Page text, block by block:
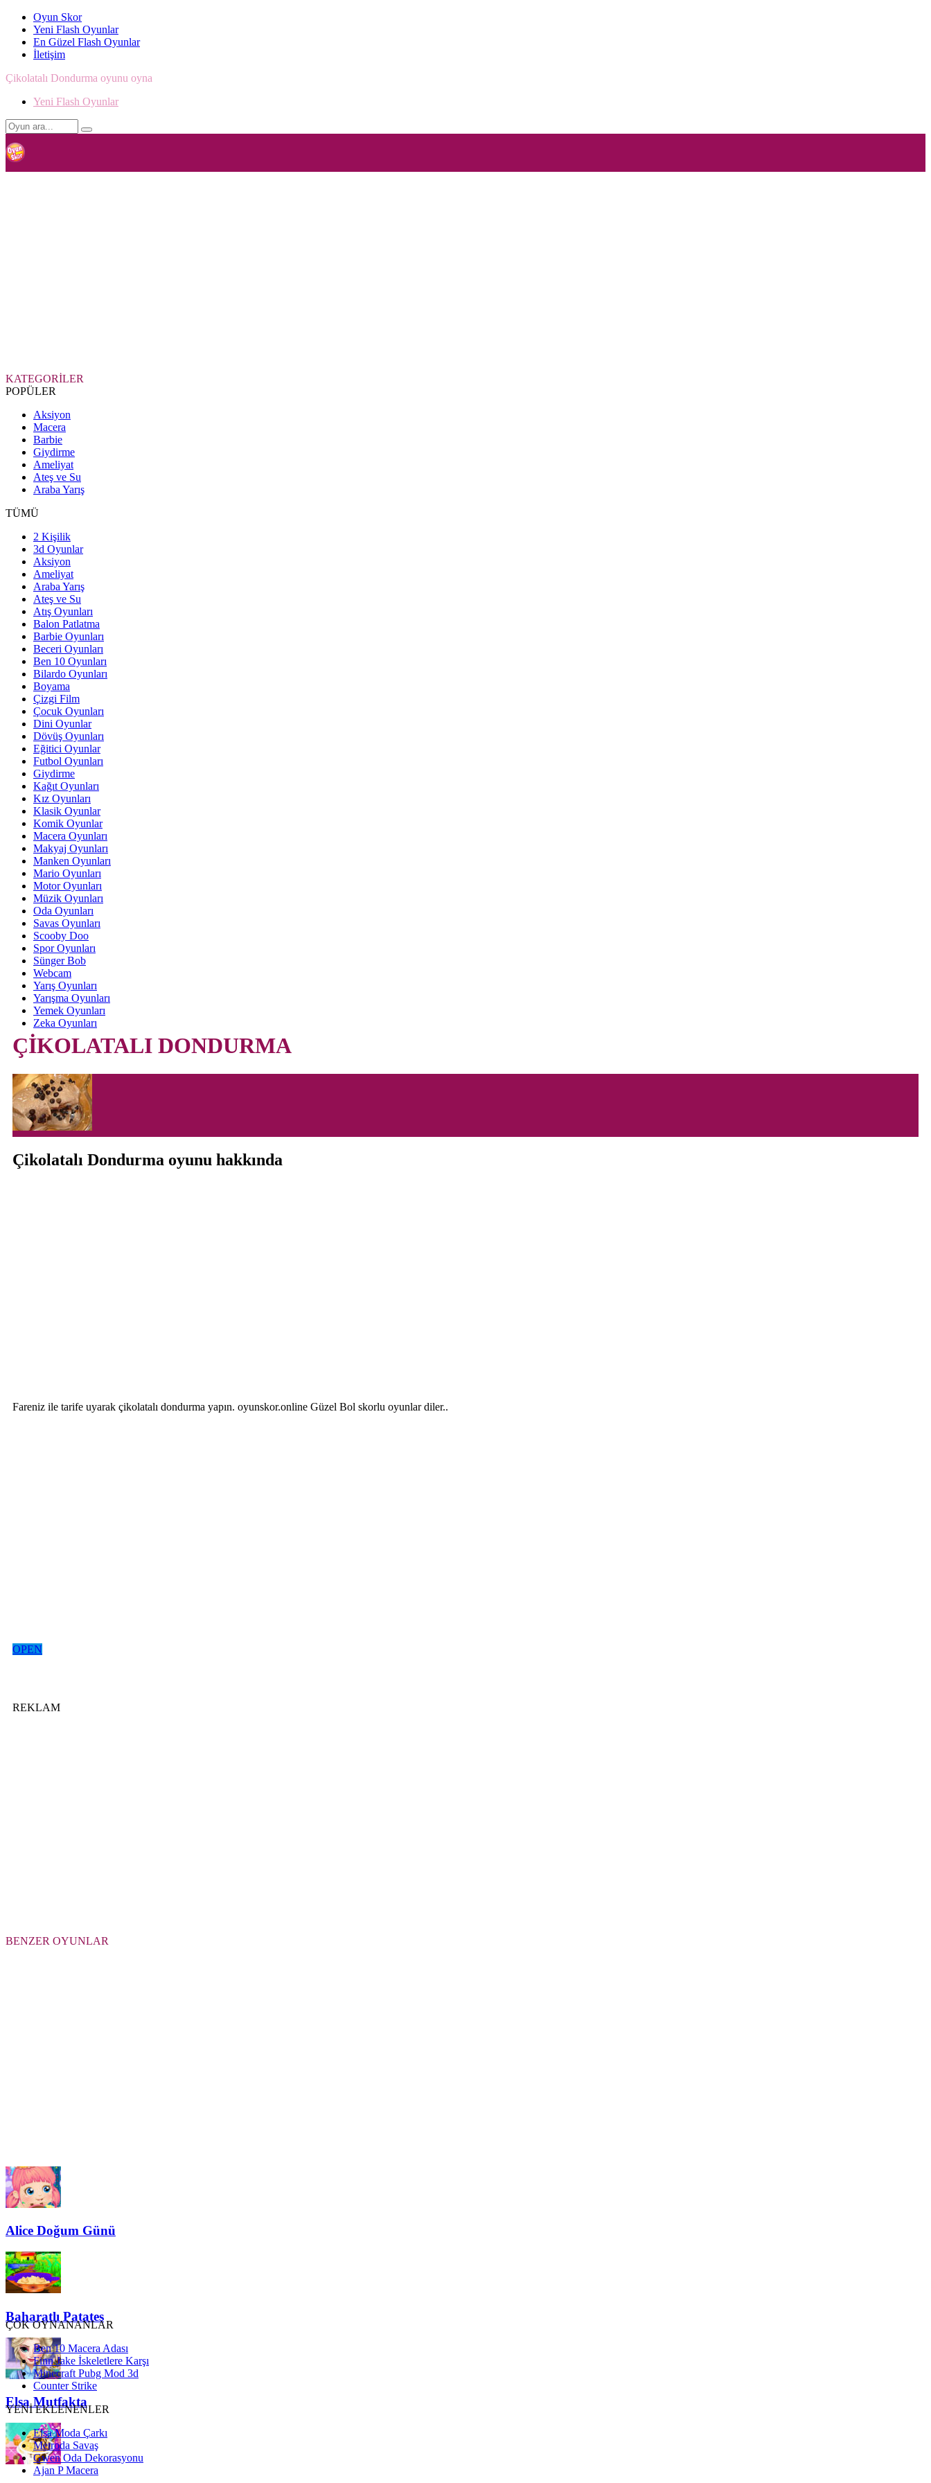
Oyun Skor
Yeni Flash Oyunlar
En Güzel Flash Oyunlar
İletişim
Çikolatalı Dondurma oyunu oyna
Yeni Flash Oyunlar
KATEGORİLER
POPÜLER
Aksiyon
Macera
Barbie
Giydirme
Ameliyat
Ateş ve Su
Araba Yarış
TÜMÜ
2 Kişilik
3d Oyunlar
Aksiyon
Ameliyat
Araba Yarış
Ateş ve Su
Atış Oyunları
Balon Patlatma
Barbie Oyunları
Beceri Oyunları
Ben 10 Oyunları
Bilardo Oyunları
Boyama
Çizgi Film
Çocuk Oyunları
Dini Oyunlar
Dövüş Oyunları
Eğitici Oyunlar
Futbol Oyunları
Giydirme
Kağıt Oyunları
Kız Oyunları
Klasik Oyunlar
Komik Oyunlar
Macera Oyunları
Makyaj Oyunları
Manken Oyunları
Mario Oyunları
Motor Oyunları
Müzik Oyunları
Oda Oyunları
Savas Oyunları
Scooby Doo
Spor Oyunları
Sünger Bob
Webcam
Yarış Oyunları
Yarışma Oyunları
Yemek Oyunları
Zeka Oyunları
ÇİKOLATALI DONDURMA
Çikolatalı Dondurma oyunu hakkında
Fareniz ile tarife uyarak çikolatalı dondurma yapın. oyunskor.online Güzel Bol skorlu oyunlar diler..
OPEN
REKLAM
BENZER OYUNLAR
Alice Doğum Günü
Baharatlı Patates
Elsa Mutfakta
ÇOK OYNANANLAR
Ben 10 Macera Adası
Finn Jake İskeletlere Karşı
Minecraft Pubg Mod 3d
Counter Strike
YENİ EKLENENLER
Elsa Moda Çarkı
Metroda Savaş
Gwen Oda Dekorasyonu
Ajan P Macera